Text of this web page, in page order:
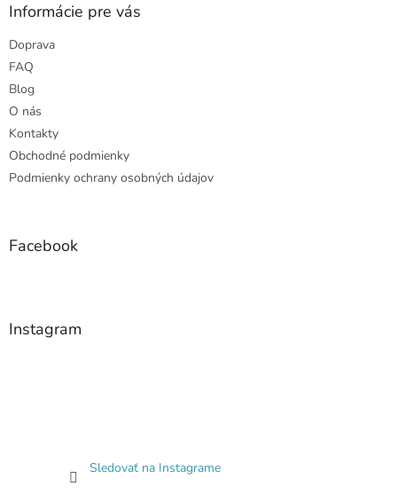
Informácie pre vás
Doprava
FAQ
Blog
O nás
Kontakty
Obchodné podmienky
Podmienky ochrany osobných údajov
Facebook
Instagram
Sledovať na Instagrame